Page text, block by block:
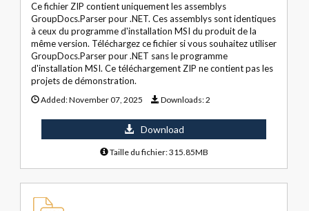
Ce fichier ZIP contient uniquement les assemblys
GroupDocs.Parser pour .NET. Ces assemblys sont identiques
à ceux du programme d'installation MSI du produit de la
même version. Téléchargez ce fichier si vous souhaitez utiliser
GroupDocs.Parser pour .NET sans le programme
d'installation MSI. Ce téléchargement ZIP ne contient pas les
projets de démonstration.
Added:November 07, 2025 Downloads:2
Download
Taille du fichier: 315.85MB